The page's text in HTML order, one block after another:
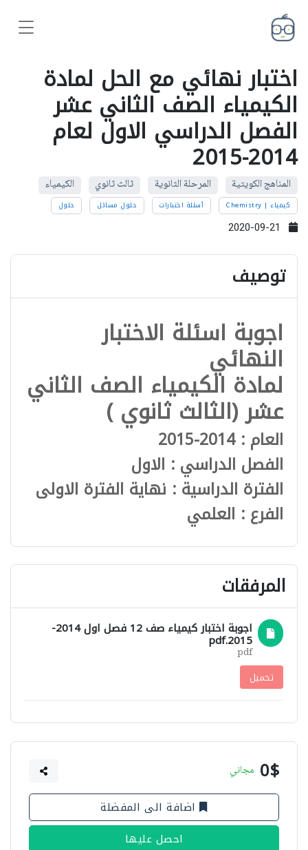
اختبار نهائي مع الحل لمادة
الكيمياء الصف الثاني عشر
الفصل الدراسي الاول لعام
2014-2015
المناهج الكويتية المرحلة الثانوية ثالث ثانوي الكيمياء
كيمياء | Chemistry أسئلة اختبارات حلول مسائل حلول
توصيف
اجوبة اسئلة الاختبار
النهائي
لمادة الكيمياء الصف الثاني
عشر (الثالث ثانوي )
العام : 2014-2015
الفصل الدراسي : الاول
الفترة الدراسية : نهاية الفترة الاولى
الفرع : العلمي
المرفقات
اجوبة اختبار كيمياء صف 12 فصل اول 2014-
2015.pdf
pdf
تحميل
0$ مجاني
اضافة الى المفضلة
احصل عليها